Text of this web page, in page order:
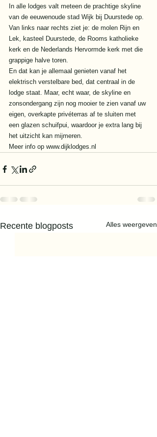
In alle lodges valt meteen de prachtige skyline
van de eeuwenoude stad Wijk bij Duurstede op.
Van links naar rechts ziet je: de molen Rijn en
Lek, kasteel Duurstede, de Rooms katholieke
kerk en de Nederlands Hervormde kerk met die
grappige halve toren.
En dat kan je allemaal genieten vanaf het
elektrisch verstelbare bed, dat centraal in de
lodge staat. Maar, echt waar, de skyline en
zonsondergang zijn nog mooier te zien vanaf uw
eigen, overkapte privéterras af te sluiten met
een glazen schuifpui, waardoor je extra lang bij
het uitzicht kan mijmeren.
Meer info op www.dijklodges.nl
Recente blogposts Alles weergeven